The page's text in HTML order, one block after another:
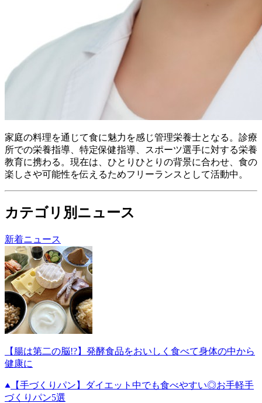
家庭の料理を通じて食に魅力を感じ管理栄養士となる。 診療
所での栄養指導、特定保健指導、スポーツ選手に対する栄養
教育に携わる。 現在は、ひとりひとりの背景に合わせ、食の
楽しさや可能性を伝えるためフリーランスとして活動中。
カテゴリ別ニュース
新着ニュース
【腸は第二の脳!?】発酵食品をおいしく食べて身体の中から
健康に
【手づくりパン】ダイエット中でも食べやすい◎お手軽手
づくりパン5選